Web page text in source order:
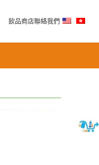
飲品商店聯絡我們